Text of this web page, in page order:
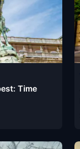
Time